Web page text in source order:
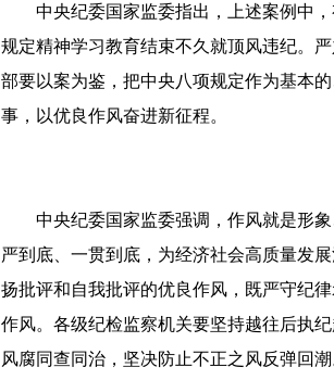
中央纪委国家监委指出，上述案例中
规定精神学习教育结束不久就顶风违纪。
部要以案为鉴，把中央八项规定作为基本
事，以优良作风奋进新征程。
中央纪委国家监委强调，作风就是形
严到底、一贯到底，为经济社会高质量发
扬批评和自我批评的优良作风，既严守纪
作风。各级纪检监察机关要坚持越往后执
风腐同查同治，坚决防止不正之风反弹回